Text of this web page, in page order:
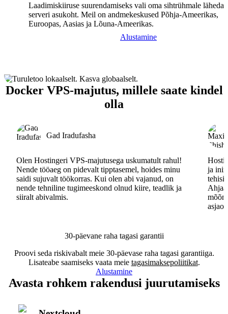
Laadimiskiiruse suurendamiseks vali oma sihtrühmale lähedal
serveri asukoht. Meil on andmekeskused Põhja-Ameerikas,
Euroopas, Aasias ja Lõuna-Ameerikas.
Alustamine
Docker VPS-majutus, millele saate kindel
olla
Gad Iradufasha
Olen Hostingeri VPS-majutusega uskumatult rahul!
Nende tööaeg on pidevalt tipptasemel, hoides minu
saidi sujuvalt töökorras. Kui olen abi vajanud, on
nende tehniline tugimeeskond olnud kiire, teadlik ja
siiralt abivalmis.
ja
30-päevane raha tagasi garantii
Proovi seda riskivabalt meie 30-päevase raha tagasi garantiiga.
Lisateabe saamiseks vaata meie tagasimaksepoliitikat.
Alustamine
Avasta rohkem rakendusi juurutamiseks